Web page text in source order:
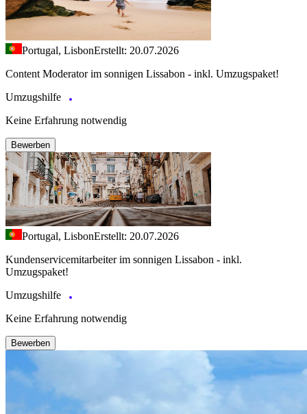
Portugal, LisbonErstellt: 20.07.2026
Content Moderator im sonnigen Lissabon - inkl. Umzugspaket!
Umzugshilfe
Keine Erfahrung notwendig
Bewerben
Portugal, LisbonErstellt: 20.07.2026
Kundenservicemitarbeiter im sonnigen Lissabon - inkl.
Umzugspaket!
Umzugshilfe
Keine Erfahrung notwendig
Bewerben